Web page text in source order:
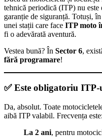
tehnică periodică (ITP) nu
garanție de siguranță. Totuși,
unei stații care face ITP moto
fi o adevărată aventură.
Vestea bună? În Sector 6,
fără programare!
✅Este obligatoriu ITP-
Da, absolut. Toate
aibă ITP valabil. Frecvența este:
La 2 ani, pentru